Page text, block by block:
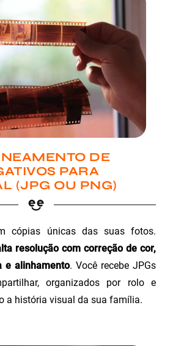
DE
PARA
(JPG OU PNG)
cópias únicas das suas fotos.
resolução com correção de cor,
e alinhamento. Você recebe JPGs
organizados por rolo e
a história visual da sua família.